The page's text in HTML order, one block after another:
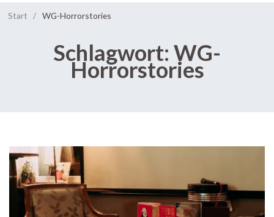
Start / WG-Horrorstories
Schlagwort: WG-
Horrorstories